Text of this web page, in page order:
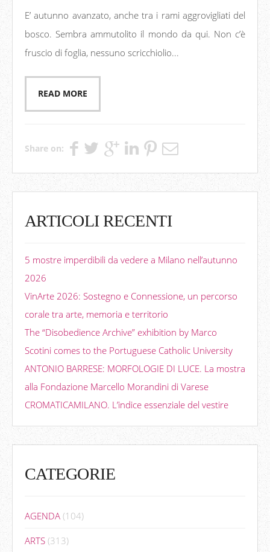
E’ autunno avanzato, anche tra i rami aggrovigliati del
bosco. Sembra ammutolito il mondo da qui. Non c’è
fruscio di foglia, nessuno scricchiolio...
READ MORE
Share on:
ARTICOLI RECENTI
5 mostre imperdibili da vedere a Milano nell’autunno
2026
VinArte 2026: Sostegno e Connessione, un percorso
corale tra arte, memoria e territorio
The “Disobedience Archive” exhibition by Marco
Scotini comes to the Portuguese Catholic University
ANTONIO BARRESE: MORFOLOGIE DI LUCE. La mostra
alla Fondazione Marcello Morandini di Varese
CROMATICAMILANO. L’indice essenziale del vestire
CATEGORIE
AGENDA (104)
ARTS (313)